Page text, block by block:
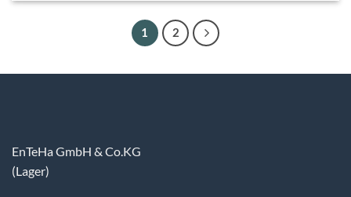
1 2
EnTeHa GmbH & Co.KG
(Lager)